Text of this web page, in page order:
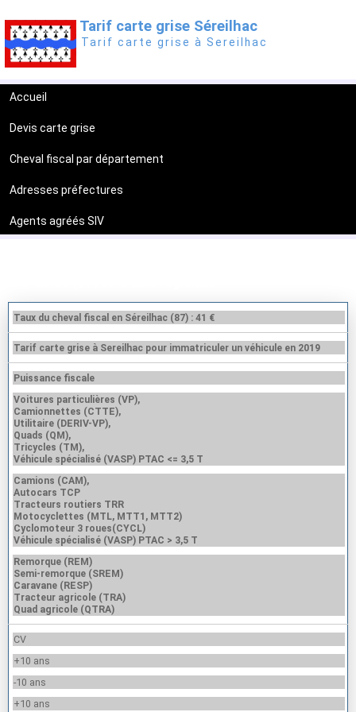
Tarif carte grise Séreilhac
Tarif carte grise à Sereilhac
Accueil
Devis carte grise
Cheval fiscal par département
Adresses préfectures
Agents agréés SIV
Taux du cheval fiscal en Séreilhac (87) : 41 €
Tarif carte grise à Sereilhac pour immatriculer un véhicule en 2019
Puissance fiscale
Voitures particulières (VP),
Camionnettes (CTTE),
Utilitaire (DERIV-VP),
Quads (QM),
Tricycles (TM),
Véhicule spécialisé (VASP) PTAC <= 3,5 T
Camions (CAM),
Autocars TCP
Tracteurs routiers TRR
Motocyclettes (MTL, MTT1, MTT2)
Cyclomoteur 3 roues(CYCL)
Véhicule spécialisé (VASP) PTAC > 3,5 T
Remorque (REM)
Semi-remorque (SREM)
Caravane (RESP)
Tracteur agricole (TRA)
Quad agricole (QTRA)
CV
+10 ans
-10 ans
+10 ans